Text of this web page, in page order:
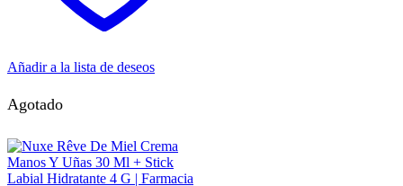
Añadir a la lista de deseos
Agotado